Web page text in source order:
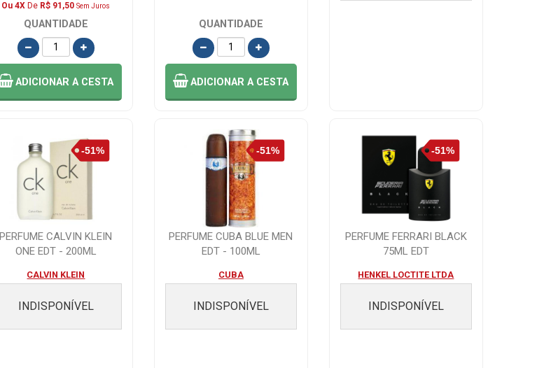
Ou 4X De R$ 91,50 Sem Juros
QUANTIDADE
ADICIONARA CESTA
QUANTIDADE
ADICIONARA CESTA
PERFUME CALVIN KLEIN
ONE EDT - 200ML
CALVIN KLEIN
INDISPONÍVEL
PERFUME CUBA BLUE MEN
EDT - 100ML
CUBA
INDISPONÍVEL
PERFUME FERRARI BLACK
75ML EDT
HENKEL LOCTITE LTDA
INDISPONÍVEL